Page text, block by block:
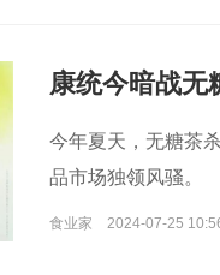
康统今暗战无
今年夏天，无糖茶
品市场独领风骚。
食业家 2024-07-25